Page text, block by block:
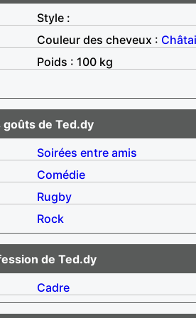
Style :
Couleur des cheveux :
Poids : 100 kg
goûts de Ted.dy
Soirées entre amis
Comédie
Rugby
Rock
de Ted.dy
Cadre